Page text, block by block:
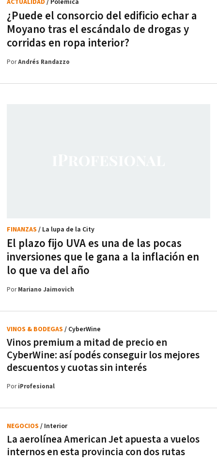
¿Puede el consorcio del edificio echar a
Moyano tras el escándalo de drogas y
corridas en ropa interior?
PorAndrés Randazzo
El plazo fijo UVA es una de las pocas
inversiones que le gana a la inflación en
lo que va del año
FINANZAS / La lupa de la City
PorMariano Jaimovich
Vinos premium a mitad de precio en
CyberWine: así podés conseguir los mejores
descuentos y cuotas sin interés
VINOS & BODEGAS / CyberWine
PoriProfesional
La aerolínea American Jet apuesta a vuelos
internos en esta provincia con dos rutas
NEGOCIOS / Interior